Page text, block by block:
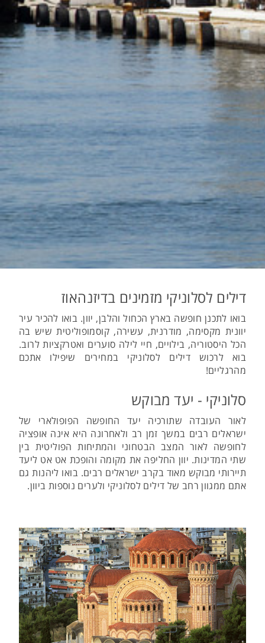
דילים לסלוניקי מזמינים בדיזנהאוז
בואו לתכנן חופשה בארץ הכחול והלבן, יוון. בואו להכיר עיר
יוונית מקסימה, מודרנית, עשירה, קוסמופוליטית שיש בה
הכל היסטוריה, בילויים, חיי לילה סוערים ואטרקציות לרוב.
בוא לרכוש דילים לסלוניקי במחירים שיפילו אתכם
מהרגליים!
סלוניקי - יעד מבוקש
לאור העובדה שתורכיה יעד החופשה הפופולארי של
ישראלים רבים במשך זמן רב ולאחרונה היא אינה אופציה
לחופשה לאור המצב הבטחוני והמתיחות הפוליטית בין
שתי המדינות. יוון החליפה את מקומה והופכת אט אט ליעד
תיירותי מבוקש מאוד בקרב ישראלים רבים. בואו ליהנות גם
אתם ממגוון רחב של דילים לסלוניקי ולערים נוספות ביוון.